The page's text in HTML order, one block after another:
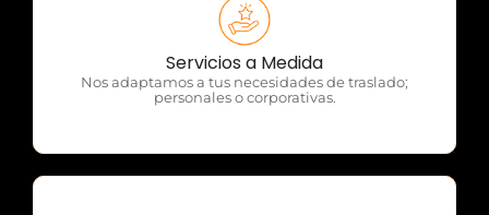
Servicios a Medida
Nos adaptamos a tus necesidades de traslado;
personales o corporativas.
OTP Servicios